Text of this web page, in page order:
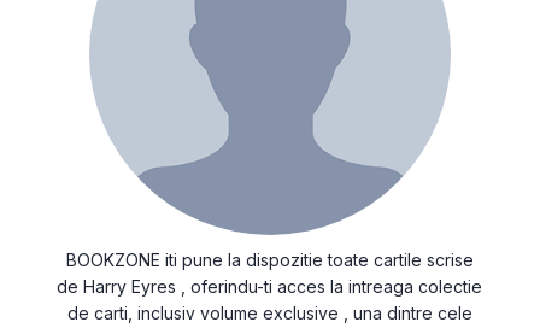
BOOKZONE iti pune la dispozitie toate cartile scrise
de Harry Eyres , oferindu-ti acces la intreaga colectie
de carti, inclusiv volume exclusive , una dintre cele